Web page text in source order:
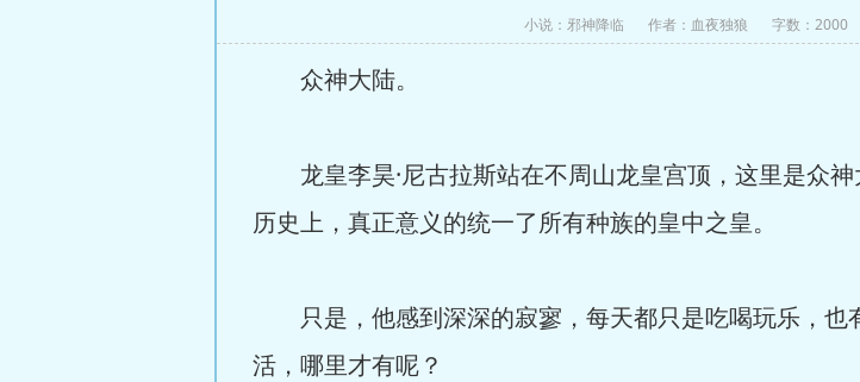
小说： 邪神降临 作者：血夜独狼 字数：2000
众神大陆。
龙皇李昊·尼古拉斯站在不周山龙皇宫顶，这里是众
历史上，真正意义的统一了所有种族的皇中之皇。
只是，他感到深深的寂寥，每天都只是吃喝玩乐，也
活，哪里才有呢？